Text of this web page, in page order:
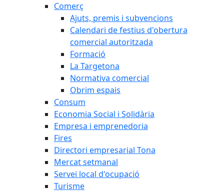
Comerç
Ajuts, premis i subvencions
Calendari de festius d'obertura
comercial autoritzada
Formació
La Targetona
Normativa comercial
Obrim espais
Consum
Economia Social i Solidària
Empresa i emprenedoria
Fires
Directori empresarial Tona
Mercat setmanal
Servei local d'ocupació
Turisme